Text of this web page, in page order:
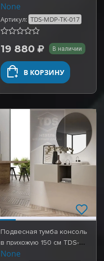
None
Артикул: TDS-MDP-TK-017
19 880 В наличии
В КОРЗИНУ
Подвесная тумба консоль
в прихожую 150 см TDS-
MDP-TK-015
None